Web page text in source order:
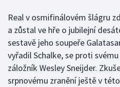
Plavání
Plážový volejbal
Ragby
Real v osmifinálovém šlágru
a zůstal ve hře o jubilejní
sestavě jeho soupeře
vyřadil Schalke, se proti
záložník Wesley Sneijder.
srpnovému zranění ještě v